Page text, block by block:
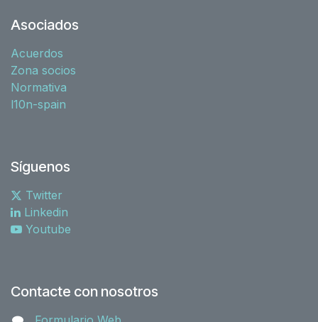
Asociados
Acuerdos
Zona socios
Normativa
l10n-spain
Síguenos
Twitter
Linkedin
Youtube
Contacte con nosotros